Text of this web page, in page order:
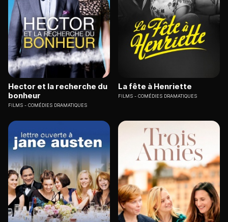
Hector et la recherche du
bonheur
FILMS COMÉDIES DRAMATIQUES
La fête à Henriette
FILMS COMÉDIES DRAMATIQUES